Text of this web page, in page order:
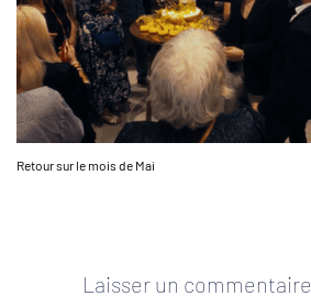
Retour sur le mois de Mai
Laisser un commentaire